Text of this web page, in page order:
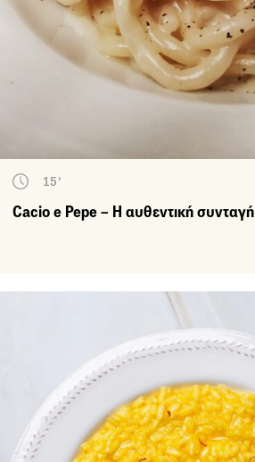
15'
Cacio e Pepe – Η αυθεντική συνταγή